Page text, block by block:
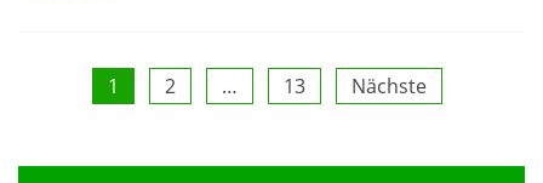
Seitennummerierung
der
1 2 … 13 Nächste